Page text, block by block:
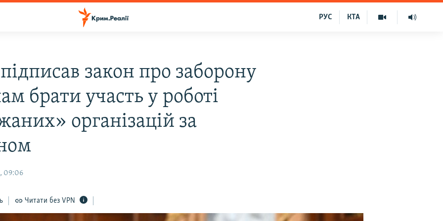
КТА
РУС
закон про заборону
брати участь у роботі
організацій за
09:06
Читати без VPN